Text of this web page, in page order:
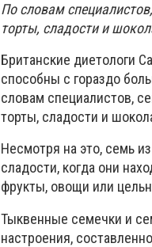
По словам
торты, сладости и
Британские диетологи
способны с гораздо
словам специалистов,
торты, сладости и
Несмотря на это, семь
сладости, когда они
фрукты, овощи или
Тыквенные семечки и
настроения,